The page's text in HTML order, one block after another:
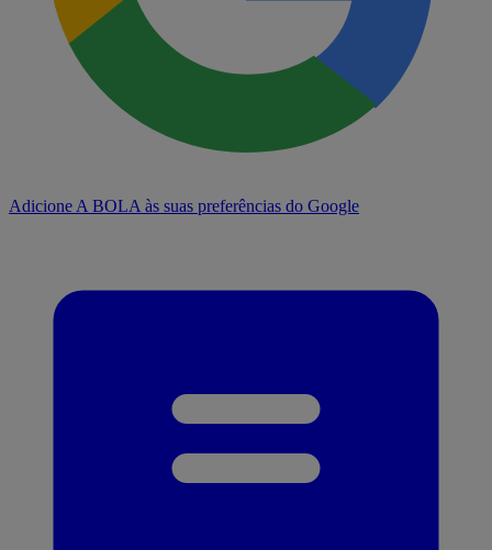
Adicione A BOLA às suas preferências do Google